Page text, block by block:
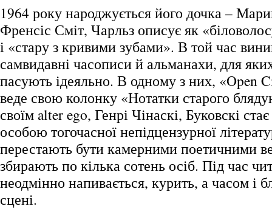
1964 року народжується його дочка –
Френсіс Сміт, Чарльз описує як
і «стару з кривими зубами». В той час
самвидавні часописи й альманахи, для
пасують ідеяльно. В одному з них, «Open
веде свою колонку «Нотатки старого
своїм alter ego, Генрі Чінаскі, Буковскі
особою тогочасної непідцензурної
перестають бути камерними поетичними
збирають по кілька сотень осіб. Під час
неодмінно напивається, курить, а часом і
сцені.